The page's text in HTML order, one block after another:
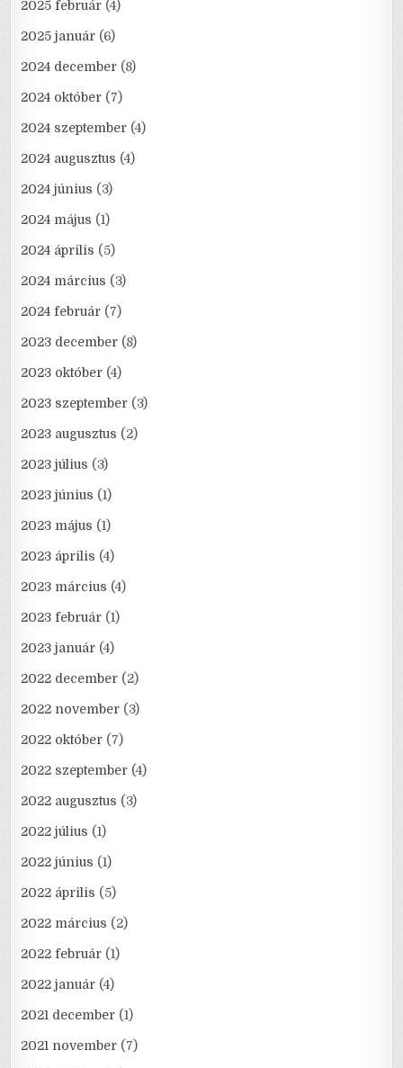
2025 február (4)
2025 január (6)
2024 december (8)
2024 október (7)
2024 szeptember (4)
2024 augusztus (4)
2024 június (3)
2024 május (1)
2024 április (5)
2024 március (3)
2024 február (7)
2023 december (8)
2023 október (4)
2023 szeptember (3)
2023 augusztus (2)
2023 július (3)
2023 június (1)
2023 május (1)
2023 április (4)
2023 március (4)
2023 február (1)
2023 január (4)
2022 december (2)
2022 november (3)
2022 október (7)
2022 szeptember (4)
2022 augusztus (3)
2022 július (1)
2022 június (1)
2022 április (5)
2022 március (2)
2022 február (1)
2022 január (4)
2021 december (1)
2021 november (7)